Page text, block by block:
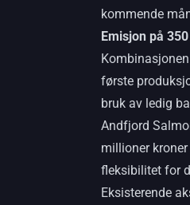
kommende
Emisjon på
første
bruk av ledig
Andfjord
millioner
fleksibilitet for
Eksisterende